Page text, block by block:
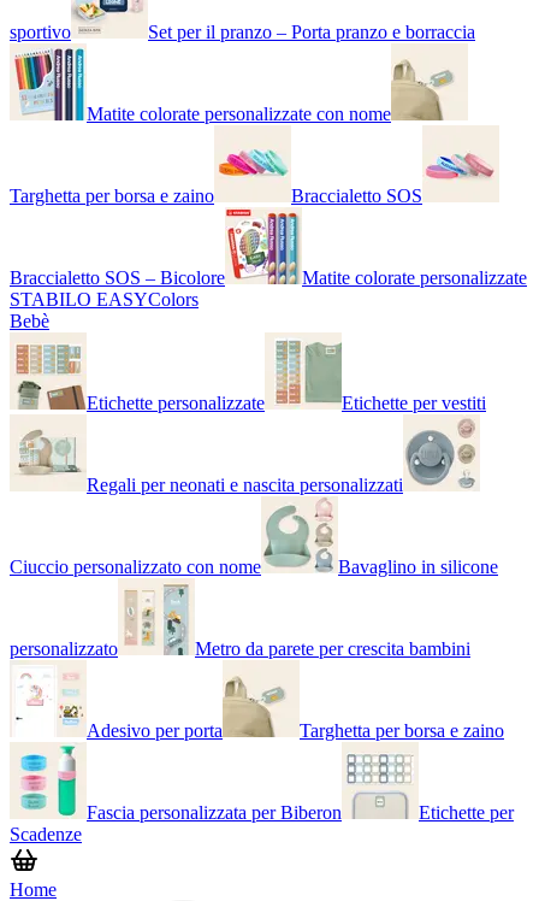
sportivo Set per il pranzo – Porta pranzo e borraccia
Matite colorate personalizzate con nome
Targhetta per borsa e zaino Braccialetto SOS
Braccialetto SOS – Bicolore
Matite colorate personalizzate
STABILO EASYColors
Bebè
Etichette personalizzate Etichette per vestiti
Regali per neonati e nascita personalizzati
Ciuccio personalizzato con nome Bavaglino in silicone
personalizzato Metro da parete per crescita bambini
Adesivo per porta Targhetta per borsa e zaino
Fascia personalizzata per Biberon
Etichette per
Scadenze
Home